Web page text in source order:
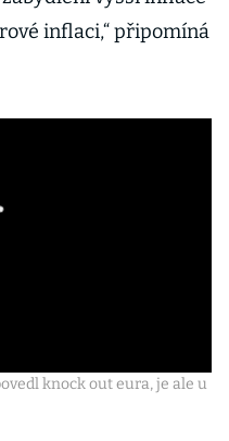
inflaci,“ připomíná
knock out eura, je ale u